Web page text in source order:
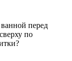
перед
по